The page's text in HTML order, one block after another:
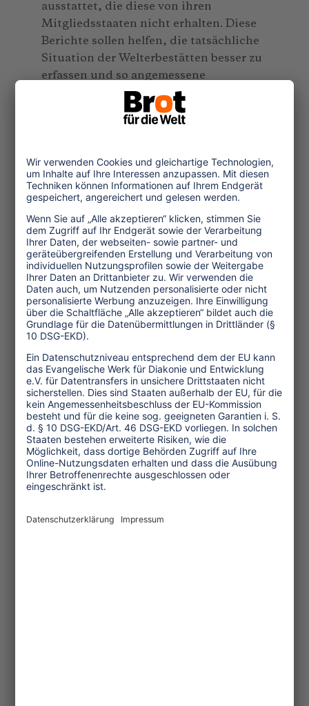
ausstattet, die diese von ihren
Mitgliedsstaaten nicht erhalten. Diese
Berichte sollen helfen, die tatsächliche
Situation der Welterbestätten besser zu
erfassen und so angemessene
Entscheidungen zu treffen, um
Gefahren für das Welterbe zu
Themen
Tourismuspolitik
Kultur und Religion
Umwelt und Klima
Wirtschaft
Menschenrechte
Unternehmensverantwortung